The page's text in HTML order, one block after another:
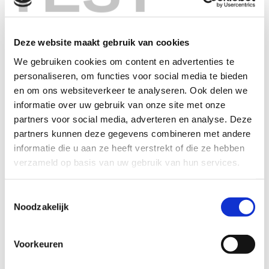
Deze website maakt gebruik van cookies
We gebruiken cookies om content en advertenties te
personaliseren, om functies voor social media te bieden
en om ons websiteverkeer te analyseren. Ook delen we
informatie over uw gebruik van onze site met onze
partners voor social media, adverteren en analyse. Deze
partners kunnen deze gegevens combineren met andere
informatie die u aan ze heeft verstrekt of die ze hebben
verzameld op basis van uw gebruik van hun services.
Noodzakelijk
Voorkeuren
Nederlandse innovatie-ecosysteem nog soepeler
gaat werken. Samen inventariseren we dan ook hoe
verbinden.’ Op nationaal niveau draagt het Regulatory
Science Network Netherlands (RSNN) hieraan bij.
Regulatoire adaptatie vormgeven op basis van
pandemische scenarioplanning.Rook: ‘Vanuit het
ministerie werken we aan een aantal scenario’s die
ons in de bredere zin helpen bij het nadenken over
een eventuele toekomstige pandemie.’
Komen tot geharmoniseerde dataverzameling en
verbeterde toegang tot data voor regulatoire
Naast de eerdergenoemde inspanningen
rond een klinische platformstudies kan hier ook het
Accessible, Interoperable en Reusable) data